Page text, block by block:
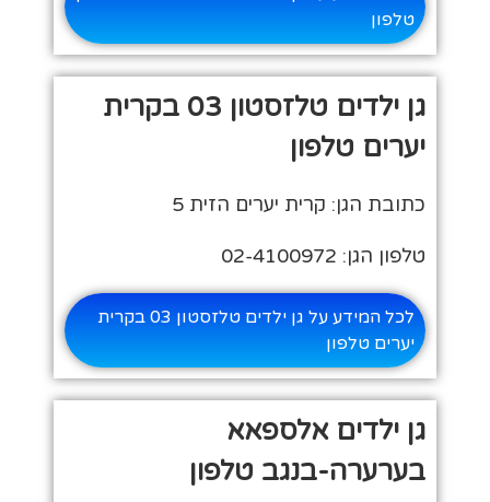
טלפון
גן ילדים טלזסטון 03 בקרית
יערים טלפון
כתובת הגן: קרית יערים הזית 5
טלפון הגן: 02-4100972
לכל המידע על גן ילדים טלזסטון 03 בקרית
יערים טלפון
גן ילדים אלספאא
בערערה-בנגב טלפון